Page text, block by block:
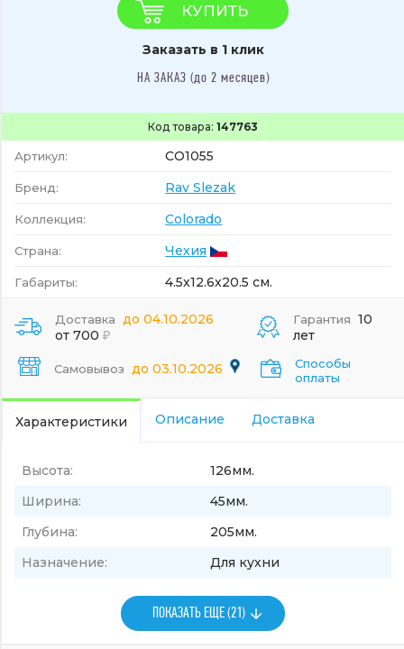
Код товара: 147763
Артикул: CO1055
Бренд: Rav Slezak
Коллекция: Colorado
Страна: Чехия
Габариты: 4.5x12.6x20.5 см.
КУПИТЬ
Заказать в 1 клик
НА ЗАКАЗ (до 2 месяцев)
Доставка до 04.10.2026
от 700
Самовывоз до 03.10.2026
Гарантия 10
лет
Способы
оплаты
Характеристики Описание Доставка
Высота:
126мм.
Ширина:
45мм.
Глубина:
205мм.
Назначение:
Для кухни
ПОКАЗАТЬ ЕЩЕ (21)